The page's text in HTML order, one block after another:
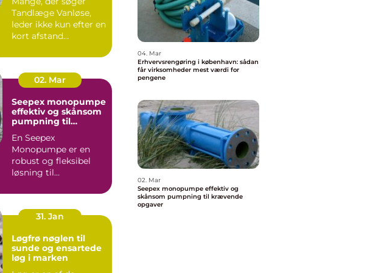
Tandlæge Vanløse,
leder ikke kun efter en
kort afstand
også have ...
02. Mar
Seepex monopumpe
effektiv og skånsom
pumpning til
En Seepex
Monopumpe er en
robust og fleksibel
løsning til
arbejder med
tyktflydend...
31. Jan
Løgfrø nøglen til
sunde og ensartede
løg i marken
04. Mar
Erhvervsrengøring i københavn: sådan
får virksomheder mest værdi for
pengene
02. Mar
Seepex monopumpe effektiv og
skånsom pumpning til krævende
opgaver